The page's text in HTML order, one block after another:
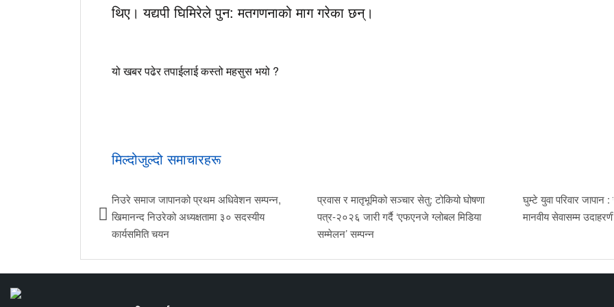
थिए। यद्यपी घिमिरेले पुन: मतगणनाको माग गरेका छन्।
यो खबर पढेर तपाईलाई कस्तो महसुस भयो ?
मिल्दोजुल्दो समाचारहरू
निउरे समाज जापानको प्रथम अधिवेशन सम्पन्न,
खिमानन्द निउरेको अध्यक्षतामा ३० सदस्यीय
कार्यसमिति चयन
प्रवास र मातृभूमिको सञ्चार सेतु: टोकियो घोषणा
पत्र-२०२६ जारी गर्दै ‘एफएनजे ग्लोबल मिडिया
सम्मेलन’ सम्पन्न
घुम्टे युवा परिवार जापान
मानवीय सेवासम्म